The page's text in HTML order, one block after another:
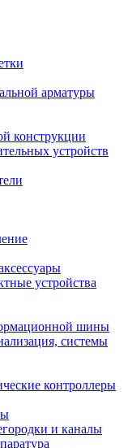
арматуры
конструкции
устройств
устройства
шины
системы
контроллеры
и каналы